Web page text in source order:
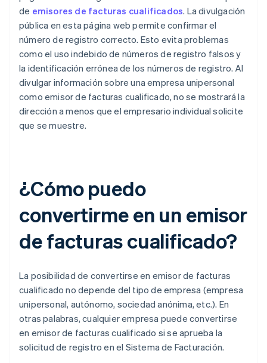
de emisores de facturas cualificados. La divulgación
pública en esta página web permite confirmar el
número de registro correcto. Esto evita problemas
como el uso indebido de números de registro falsos y
la identificación errónea de los números de registro. Al
divulgar información sobre una empresa unipersonal
como emisor de facturas cualificado, no se mostrará la
dirección a menos que el empresario individual solicite
que se muestre.
¿Cómo puedo
convertirme en un emisor
de facturas cualificado?
La posibilidad de convertirse en emisor de facturas
cualificado no depende del tipo de empresa (empresa
unipersonal, autónomo, sociedad anónima, etc.). En
otras palabras, cualquier empresa puede convertirse
en emisor de facturas cualificado si se aprueba la
solicitud de registro en el Sistema de Facturación.